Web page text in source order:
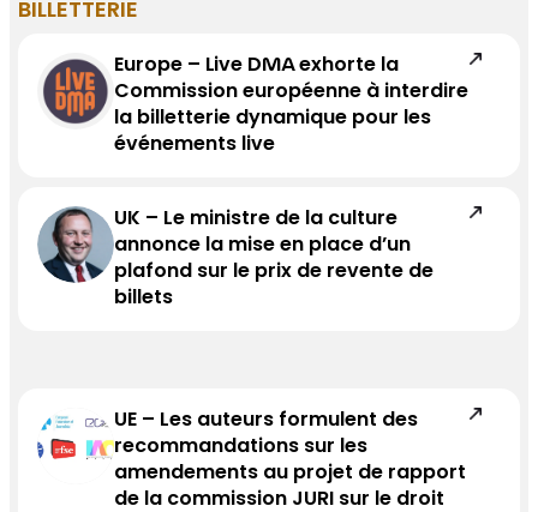
BILLETTERIE
Europe – Live DMA exhorte la
Commission européenne à interdire
la billetterie dynamique pour les
événements live
UK – Le ministre de la culture
annonce la mise en place d’un
plafond sur le prix de revente de
billets
UE – Les auteurs formulent des
recommandations sur les
amendements au projet de rapport
de la commission JURI sur le droit